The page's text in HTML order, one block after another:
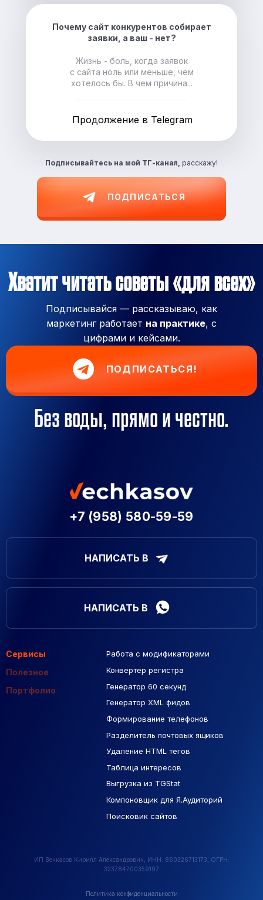
Подписывайтесь на мой ТГ-канал, расскажу!
ПОДПИСАТЬСЯ
Почему сайт конкурентов собирает
заявки, а ваш - нет?
Жизнь - боль, когда заявок
с сайта ноль или меньше, чем
хотелось бы. В чем причина...
Продолжение в Telegram
Хватит читать советы «для всех»
Подписывайся — рассказываю, как
маркетинг работает на практике, с
цифрами и кейсами.
ПОДПИСАТЬСЯ!
Без воды, прямо и честно.
+7 (958) 580-59-59
НАПИСАТЬ В
НАПИСАТЬ В
Сервисы
Полезное
Портфолио
Работа с модификаторами
Конвертер регистра
Генератор 60 секунд
Генератор XML фидов
Формирование телефонов
Разделитель почтовых ящиков
Удаление HTML тегов
Таблица интересов
Выгрузка из TGStat
Компоновщик для Я.Аудиторий
Поисковик сайтов
Подборка сайтов
Макеты Figma
База Яндекс Карты
РСЯ площадки
Созданные сайты
Контекстная реклама
ИП Вечкасов Кирилл Александрович, ИНН: 860326713173, ОГРН:
323784700359197
Политика конфиденциальности